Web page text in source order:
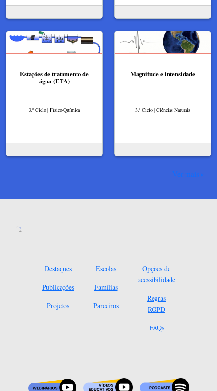
Estações de tratamento de
água (ETA)
3.º Ciclo | Físico-Química
Magnitude e intensidade
3.º Ciclo | Ciências Naturais
Ver mais
Destaques
Publicações
Projetos
Escolas
Famílias
Parceiros
Opções de
acessibilidade
Regras
RGPD
FAQs